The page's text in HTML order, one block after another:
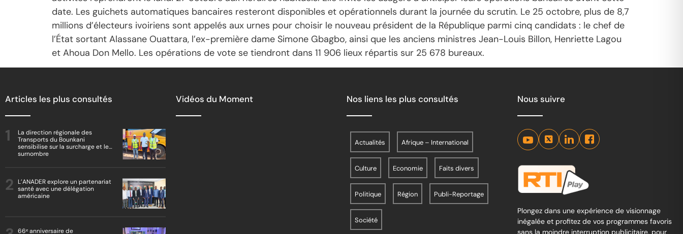
date. Les guichets automatiques bancaires resteront disponibles et opérationnels durant la journée du scrutin. Le 25 octobre, plus de 8,7
millions d’électeurs ivoiriens sont appelés aux urnes pour choisir le nouveau président de la République parmi cinq candidats : le chef de
l’État sortant Alassane Ouattara, l’ex-première dame Simone Gbagbo, ainsi que les anciens ministres Jean-Louis Billon, Henriette Lagou
et Ahoua Don Mello. Les opérations de vote se tiendront dans 11 906 lieux répartis sur 25 678 bureaux.
Articles les plus consultés
La direction régionale des
Transports du Bounkani
sensibilise sur la surcharge et le
surnombre
L’ANADER explore un partenariat
santé avec une délégation
américaine
66ᵉ anniversaire de
Vidéos du Moment Nos liens les plus consultés
Actualités Afrique – International
Culture Economie Faits divers
Politique Région Publi-Reportage
Société
Nous suivre
Plongez dans une expérience de visionnage
inégalée et profitez de vos programmes favoris
sans la moindre interruption publicitaire, pour